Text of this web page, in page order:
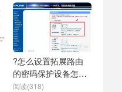
?怎么设置拓展路由
的密码保护设备怎么
设置
阅读(318)